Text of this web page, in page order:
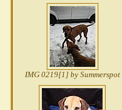
IMG 0219[1] by Summerspot